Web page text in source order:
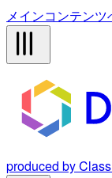
メインコンテン
produced by